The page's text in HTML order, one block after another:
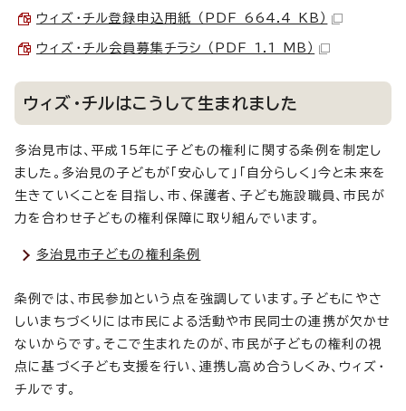
ウィズ・チル登録申込用紙 （PDF 664.4 KB）
ウィズ・チル会員募集チラシ （PDF 1.1 MB）
ウィズ・チルはこうして生まれました
多治見市は、平成15年に子どもの権利に関する条例を制定し
ました。多治見の子どもが「安心して」「自分らしく」今と未来を
生きていくことを目指し、市、保護者、子ども施設職員、市民が
力を合わせ子どもの権利保障に取り組んでいます。
多治見市子どもの権利条例
条例では、市民参加という点を強調しています。子どもにやさ
しいまちづくりには市民による活動や市民同士の連携が欠かせ
ないからです。そこで生まれたのが、市民が子どもの権利の視
点に基づく子ども支援を行い、連携し高め合うしくみ、ウィズ・
チルです。